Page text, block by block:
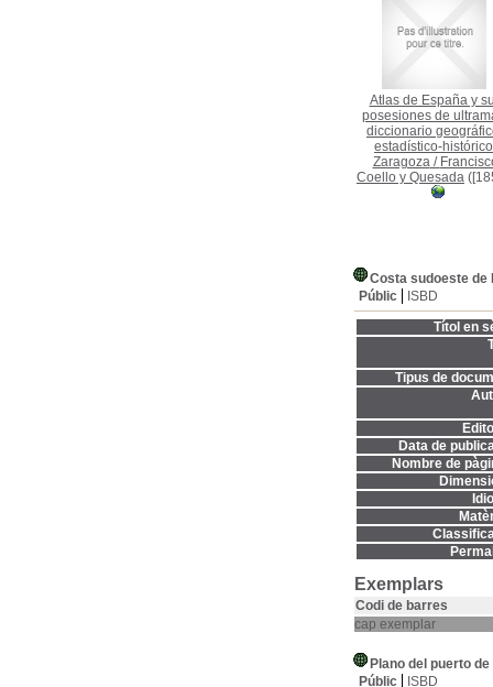
Atlas de España y
posesiones de
diccionario
estadístico-
Zaragoza/
Coello y Quesada
Costa sudoeste de
Públic
ISBD
Títol en
Tipus de
Data de
Nombre de
Exemplars
Codi de barres
cap exemplar
Plano del puerto
Públic
ISBD